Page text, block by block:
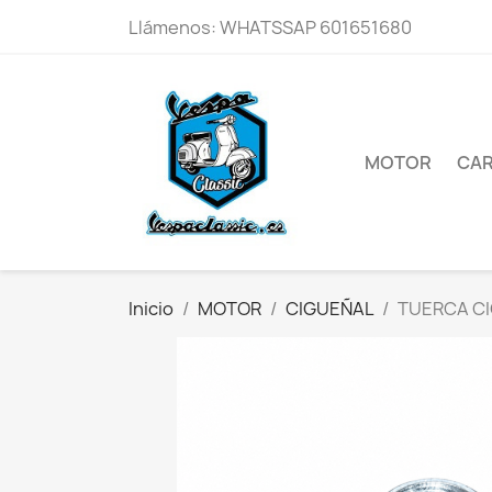
Llámenos:WHATSSAP 601651680
MOTOR
Inicio MOTOR CIGUEÑAL TUERCA